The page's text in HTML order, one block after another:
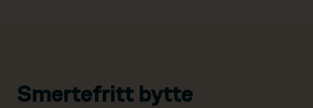
Smertefritt bytte